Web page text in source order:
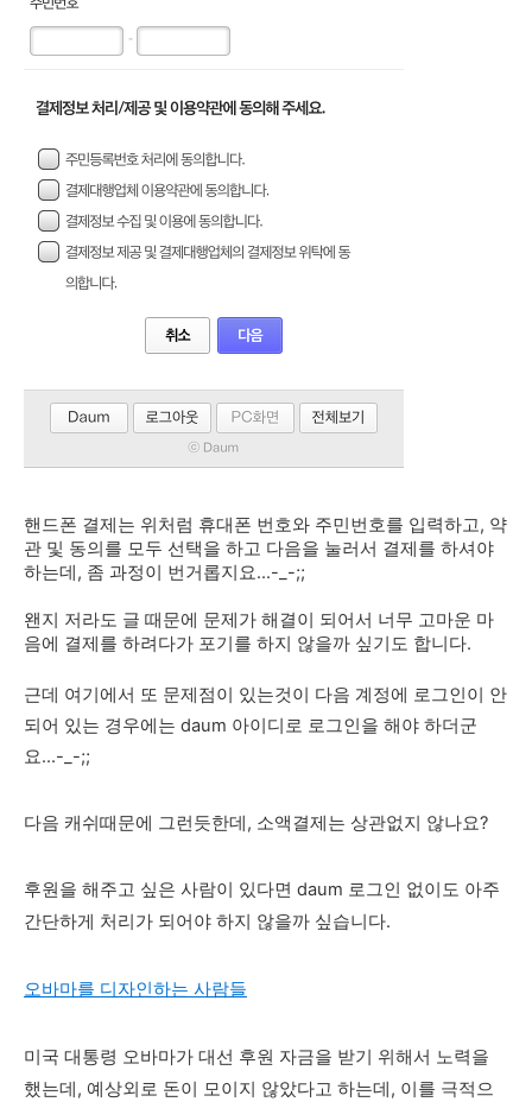
핸드폰 결제는 위처럼 휴대폰 번호와 주민번호를 입력하고, 약
관 및 동의를 모두 선택을 하고 다음을 눌러서 결제를 하셔야
하는데, 좀 과정이 번거롭지요...-_-;;
왠지 저라도 글 때문에 문제가 해결이 되어서 너무 고마운 마
음에 결제를 하려다가 포기를 하지 않을까 싶기도 합니다.
근데 여기에서 또 문제점이 있는것이 다음 계정에 로그인이 안
되어 있는 경우에는 daum 아이디로 로그인을 해야 하더군
요...-_-;;
다음 캐쉬때문에 그런듯한데, 소액결제는 상관없지 않나요?
후원을 해주고 싶은 사람이 있다면 daum 로그인 없이도 아주
간단하게 처리가 되어야 하지 않을까 싶습니다.
오바마를 디자인하는 사람들
미국 대통령 오바마가 대선 후원 자금을 받기 위해서 노력을
했는데, 예상외로 돈이 모이지 않았다고 하는데, 이를 극적으